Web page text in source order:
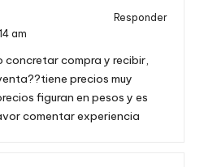
Responder
am
concretar compra y recibir,
precios muy
figuran en pesos y es
comentar experiencia